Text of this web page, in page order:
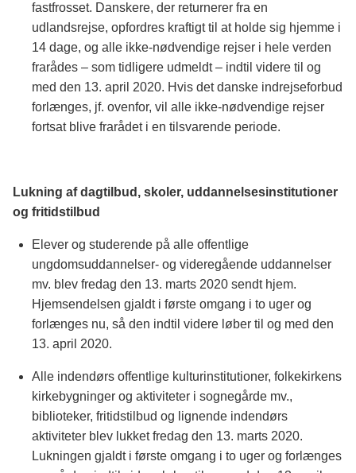
fastfrosset. Danskere, der returnerer fra en
udlandsrejse, opfordres kraftigt til at holde sig hjemme i
14 dage, og alle ikke-nødvendige rejser i hele verden
frarådes – som tidligere udmeldt – indtil videre til og
med den 13. april 2020. Hvis det danske indrejseforbud
forlænges, jf. ovenfor, vil alle ikke-nødvendige rejser
fortsat blive frarådet i en tilsvarende periode.
Lukning af dagtilbud, skoler, uddannelsesinstitutioner
og fritidstilbud
Elever og studerende på alle offentlige
ungdomsuddannelser- og videregående uddannelser
mv. blev fredag den 13. marts 2020 sendt hjem.
Hjemsendelsen gjaldt i første omgang i to uger og
forlænges nu, så den indtil videre løber til og med den
13. april 2020.
Alle indendørs offentlige kulturinstitutioner, folkekirkens
kirkebygninger og aktiviteter i sognegårde mv.,
biblioteker, fritidstilbud og lignende indendørs
aktiviteter blev lukket fredag den 13. marts 2020.
Lukningen gjaldt i første omgang i to uger og forlænges